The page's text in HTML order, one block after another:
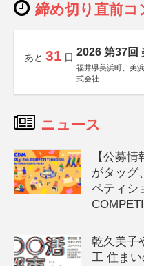
締め切り直前コ
あと 31 日 2026 第37回
福井県美浜町、美
式会社
ニュース
【公募
がタッグ
ペティシ
乾久美子
工 住ま